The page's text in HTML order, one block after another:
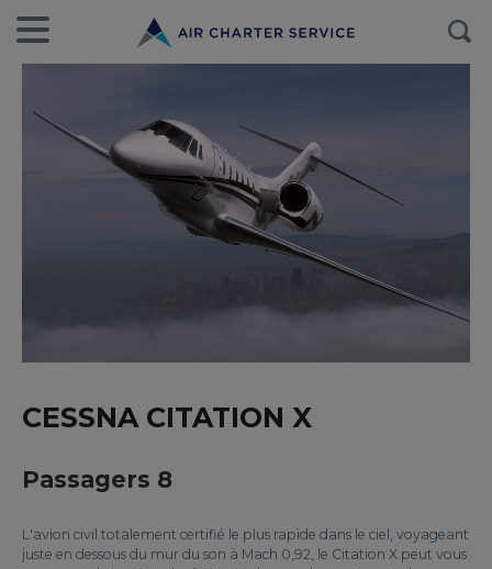
CESSNA CITATION X
Passagers 8
L'avion civil totalement certifié le plus rapide dans le ciel, voyageant
juste en dessous du mur du son à Mach 0,92, le Citation X peut vous